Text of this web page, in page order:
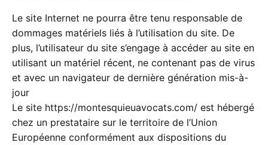
Le site Internet ne pourra être tenu responsable de
dommages matériels liés à l’utilisation du site. De
plus, l’utilisateur du site s’engage à accéder au site en
utilisant un matériel récent, ne contenant pas de virus
et avec un navigateur de dernière génération mis-à-
jour
Le site https://montesquieuavocats.com/ est hébergé
chez un prestataire sur le territoire de l’Union
Européenne conformément aux dispositions du